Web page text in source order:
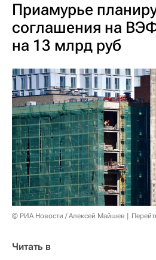
Приамурье
соглашения на
на 13 млрд руб
© РИА Новости / Алексей Майшев
Читать в